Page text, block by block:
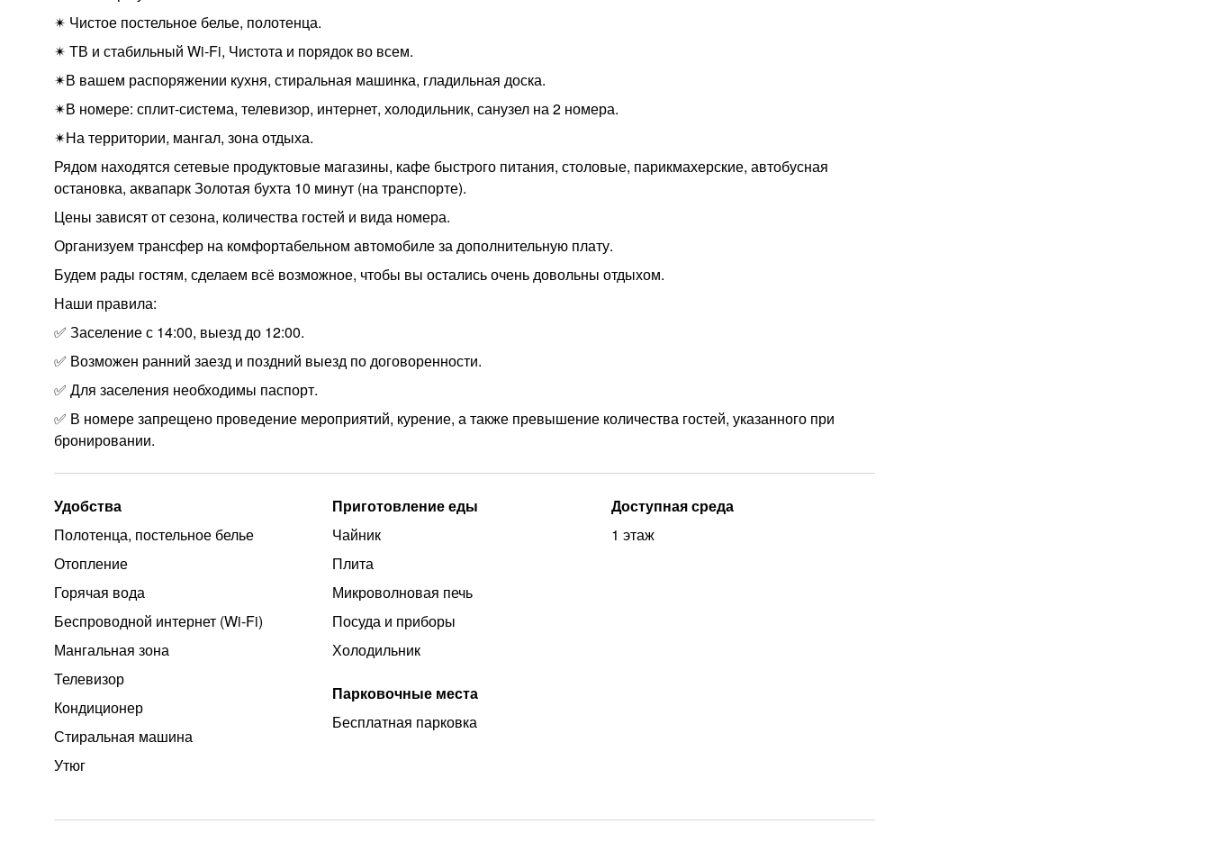
✴ Чистое постельное белье, полотенца.
✴ ТВ и стабильный Wi-Fi, Чистота и порядок во всем.
✴В вашем распоряжении кухня, стиральная машинка, гладильная доска.
✴В номере: сплит-система, телевизор, интернет, холодильник, санузел на 2 номера.
✴На территории, мангал, зона отдыха.
Рядом находятся сетевые продуктовые магазины, кафе быстрого питания, столовые, парикмахерские, автобусная
остановка, аквапарк Золотая бухта 10 минут (на транспорте).
Цены зависят от сезона, количества гостей и вида номера.
Организуем трансфер на комфортабельном автомобиле за дополнительную плату.
Будем рады гостям, сделаем всё возможное, чтобы вы остались очень довольны отдыхом.
Наши правила:
✅ Заселение с 14:00, выезд до 12:00.
✅ Возможен ранний заезд и поздний выезд по договоренности.
✅ Для заселения необходимы паспорт.
✅ В номере запрещено проведение мероприятий, курение, а также превышение количества гостей, указанного при
бронировании.
Удобства
Полотенца, постельное белье
Отопление
Горячая вода
Беспроводной интернет (Wi‑Fi)
Мангальная зона
Телевизор
Кондиционер
Стиральная машина
Утюг
Приготовление еды
Чайник
Плита
Микроволновая печь
Посуда и приборы
Холодильник
Парковочные места
Бесплатная парковка
Доступная среда
1 этаж